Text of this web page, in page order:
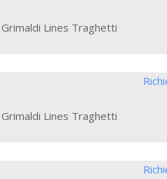
Lines Traghetti
Lines Traghetti